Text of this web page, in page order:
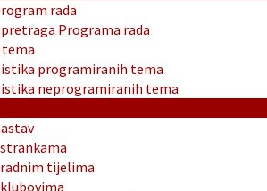
rada
Programa rada
programiranih tema
neprogramiranih tema
tijelima